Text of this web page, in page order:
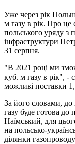
Уже через рік
м газу в рік. Про це
польського уряду з
інфраструктури
31 серпня.
"В 2021 році ми
куб. м газу в рік", -
можливі поставки
За його словами, до
газу буде готова до
Наїмський, для
на польсько-
ділянки